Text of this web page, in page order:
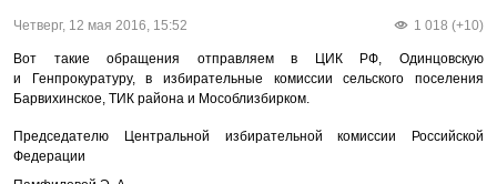
1 018 (+10)
Четверг, 12 мая 2016, 15:52
Вот такие обращения отправляем в ЦИК РФ, Одинцовскую
и Генпрокуратуру, в избирательные комиссии сельского поселения
Барвихинское, ТИК района и Мособлизбирком.
Председателю Центральной избирательной комиссии Российской
Федерации